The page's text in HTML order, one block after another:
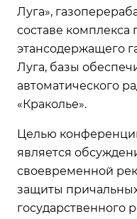
Луга»,
составе комплекса
этансодержащего
Луга, базы
автоматического
«Краколье».
Целью
является
своевременной
защиты
государственного